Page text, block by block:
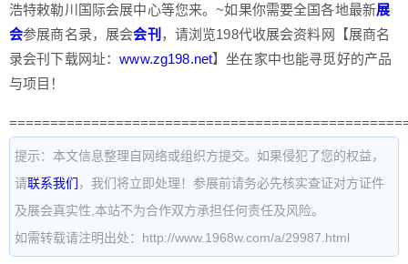
浩特敕勒川国际会展中心等您来。~如果你需要全国各地最新展
会参展商名录，展会会刊 ，请浏览198代收展会资料网【展商名
录会刊下载网址：www.zg198.net】坐在家中也能寻觅好的产品
与项目！
提示：本文信息整理自网络或组织方提交。如果侵犯了您的权益，
请联系我们 ，我们将立即处理！参展前请务必先核实查证对方证件
及展会真实性,本站不为合作双方承担任何责任及风险。
如需转载请注明出处：http://www.1968w.com/a/29987.html